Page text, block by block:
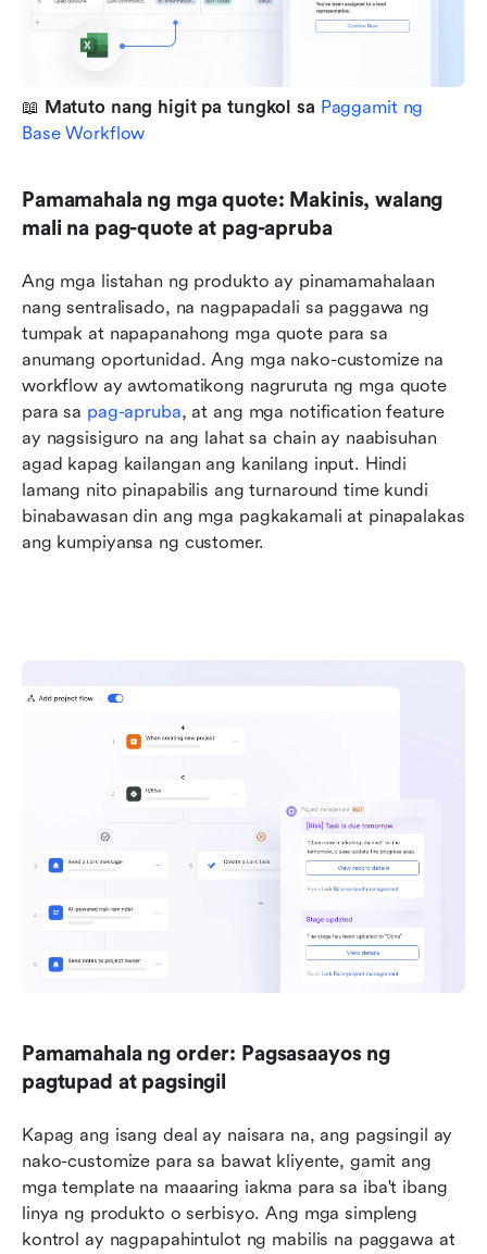
📖 Matuto nang higit pa tungkol sa Paggamit ng
Base Workflow
Pamamahala ng mga quote: Makinis, walang
mali na pag-quote at pag-apruba
Ang mga listahan ng produkto ay pinamamahalaan
nang sentralisado, na nagpapadali sa paggawa ng
tumpak at napapanahong mga quote para sa
anumang oportunidad. Ang mga nako-customize na
workflow ay awtomatikong nagruruta ng mga quote
para sa pag-apruba, at ang mga notification feature
ay nagsisiguro na ang lahat sa chain ay naabisuhan
agad kapag kailangan ang kanilang input. Hindi
lamang nito pinapabilis ang turnaround time kundi
binabawasan din ang mga pagkakamali at pinapalakas
ang kumpiyansa ng customer.
Pamamahala ng order: Pagsasaayos ng
pagtupad at pagsingil
Kapag ang isang deal ay naisara na, ang pagsingil ay
nako-customize para sa bawat kliyente, gamit ang
mga template na maaaring iakma para sa iba't ibang
linya ng produkto o serbisyo. Ang mga simpleng
kontrol ay nagpapahintulot ng mabilis na paggawa at